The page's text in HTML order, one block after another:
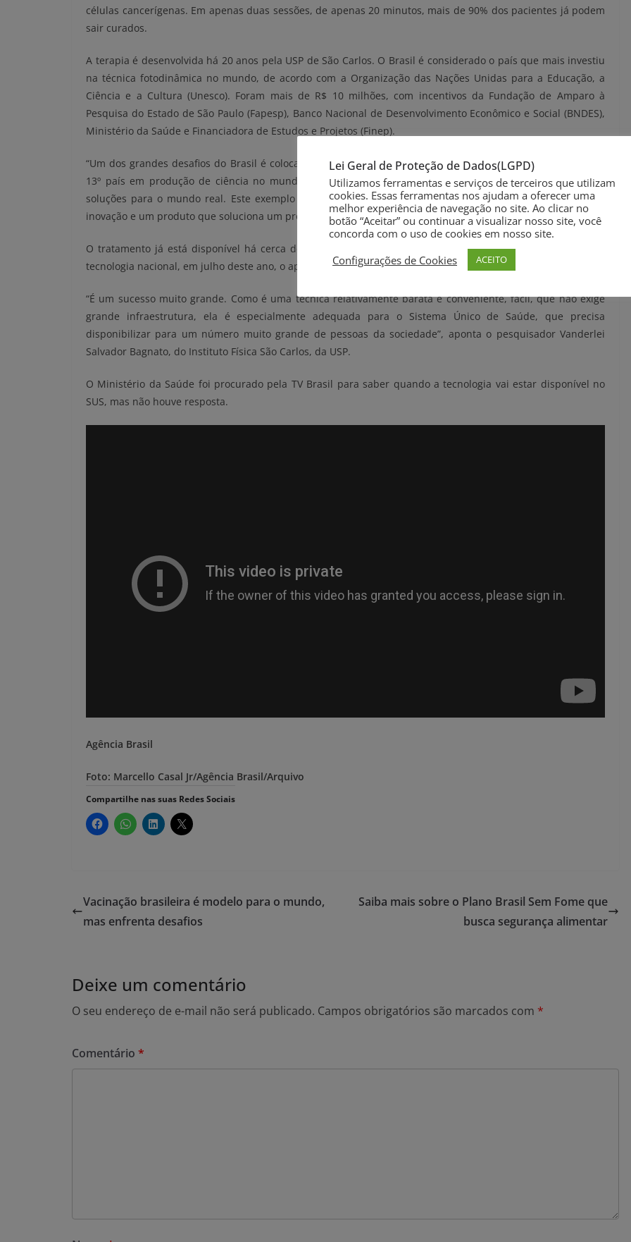
células cancerígenas. Em apenas duas sessões, de apenas 20 minutos, mais de 90% dos pacientes já podem
sair curados.
A terapia é desenvolvida há 20 anos pela USP de São Carlos. O Brasil é considerado o país que mais investiu
na técnica fotodinâmica no mundo, de acordo com a Organização das Nações Unidas para a Educação, a
Ciência e a Cultura (Unesco). Foram mais de R$ 10 milhões, com incentivos da Fundação de Amparo à
Pesquisa do Estado de São Paulo (Fapesp), Banco Nacional de Desenvolvimento Econômico e Social (BNDES),
Ministério da Saúde e Financiadora de Estudos e Projetos (Finep).
“Um dos grandes desafios do Brasil é colocar a inovação brasileira no nível de produção científica. Somos o
13º país em produção de ciência no mundo, mas o 54º país em inovação de novos produtos, sistemas e
soluções para o mundo real. Este exemplo aqui de São Carlos é a ciência básica sendo transformada em
inovação e um produto que soluciona um problema do SUS”, avalia Celso Pansera, presidente da Finep.
O tratamento já está disponível há cerca de 10 anos no sistema privado. Com o desenvolvimento de uma
tecnologia nacional, em julho deste ano, o aparelho foi aprovado para uso no SUS.
“É um sucesso muito grande. Como é uma técnica relativamente barata e conveniente, fácil, que não exige
grande infraestrutura, ela é especialmente adequada para o Sistema Único de Saúde, que precisa
disponibilizar para um número muito grande de pessoas da sociedade”, aponta o pesquisador Vanderlei
Salvador Bagnato, do Instituto Física São Carlos, da USP.
O Ministério da Saúde foi procurado pela TV Brasil para saber quando a tecnologia vai estar disponível no
SUS, mas não houve resposta.
Agência Brasil
Foto: Marcello Casal Jr/Agência Brasil/Arquivo
Compartilhe nas suas Redes Sociais
Vacinação brasileira é modelo para o mundo,
mas enfrenta desafios
Saiba mais sobre o Plano Brasil Sem Fome que
busca segurança alimentar
Deixe um comentário
O seu endereço de e-mail não será publicado. Campos obrigatórios são marcados com *
Comentário *
Lei Geral de Proteção de Dados(LGPD)
Utilizamos ferramentas e serviços de terceiros que utilizam
cookies. Essas ferramentas nos ajudam a oferecer uma
melhor experiência de navegação no site. Ao clicar no
botão “Aceitar” ou continuar a visualizar nosso site, você
concorda com o uso de cookies em nosso site.
Configurações de Cookies
ACEITO